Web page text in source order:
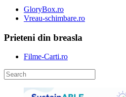
GloryBox.ro
Vreau-schimbare.ro
Prieteni din breasla
Filme-Carti.ro